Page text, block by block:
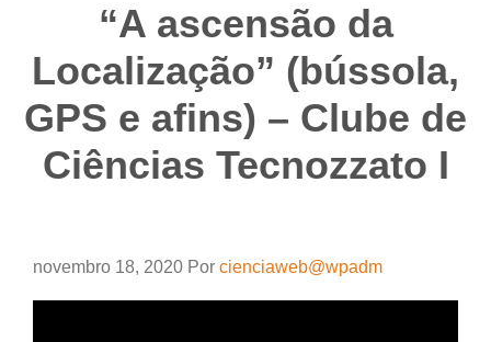
“A ascensão da
Localização” (bússola,
GPS e afins) – Clube de
Ciências Tecnozzato I
novembro 18, 2020 Por cienciaweb@wpadm